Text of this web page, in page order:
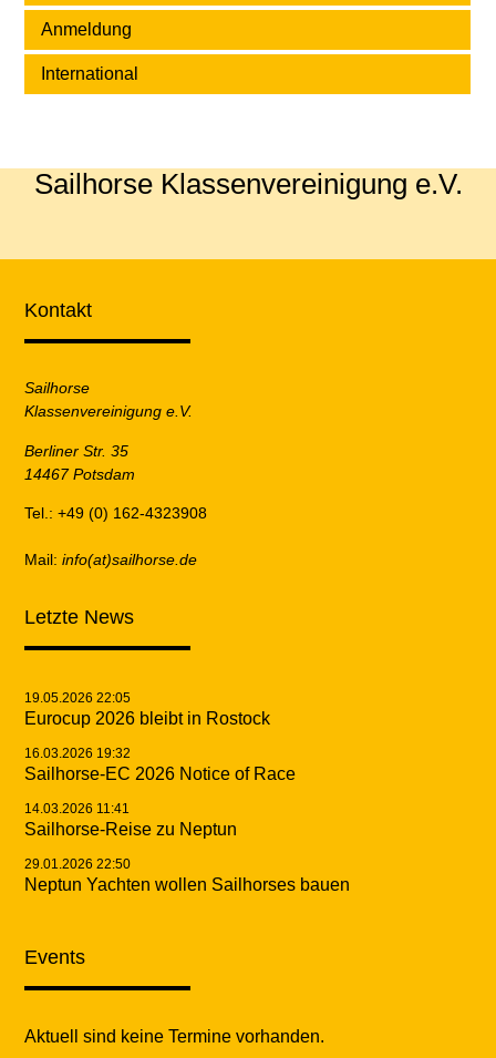
Anmeldung
International
Sailhorse Klassenvereinigung e.V.
Kontakt
Sailhorse
Klassenvereinigung e.V.
Berliner Str. 35
14467 Potsdam
Tel.: +49 (0) 162-4323908
Mail:info(at)sailhorse.de
Letzte News
19.05.2026 22:05
Eurocup 2026 bleibt in Rostock
16.03.2026 19:32
Sailhorse-EC 2026 Notice of Race
14.03.2026 11:41
Sailhorse-Reise zu Neptun
29.01.2026 22:50
Neptun Yachten wollen Sailhorses bauen
Events
Aktuell sind keine Termine vorhanden.